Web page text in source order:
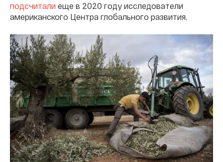
подсчитали еще в 2020 году исследователи
американского Центра глобального развития.